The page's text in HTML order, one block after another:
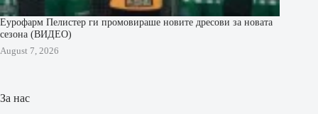
Еурофарм Пелистер ги промовираше новите дресови за новата
сезона (ВИДЕО)
August 7, 2026
За нас